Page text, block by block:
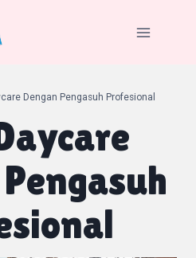
Dengan Pengasuh Profesional